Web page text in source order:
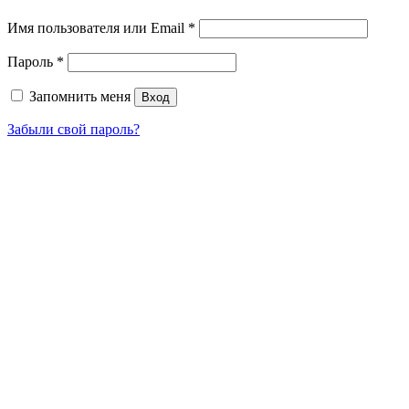
Имя пользователя или Email *
Пароль *
Запомнить меня Вход
Забыли свой пароль?